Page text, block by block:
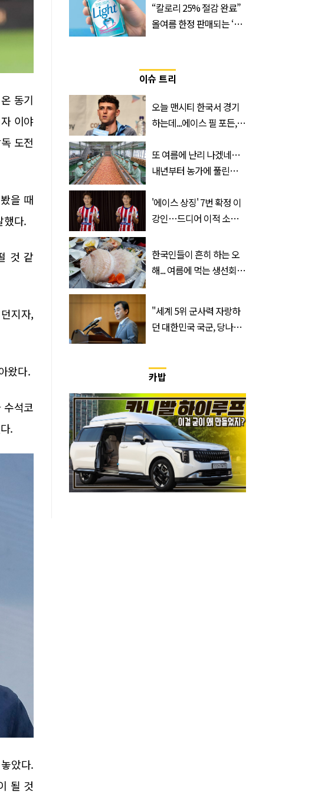
동기
이야
도전
을 때
했다.
것 같
지자,
왔다.
수석코
.
았다.
될 것
“칼로리 25% 절감 완료”
올여름 한정 판매되는 ‘최
이슈 트리
오늘 맨시티 한국서 경기
하는데...에이스 필 포든,
또 여름에 난리 나겠네…
내년부터 농가에 풀린다는
'에이스 상징' 7번 확정 이
강인…드디어 이적 소감
한국인들이 흔히 하는 오
해... 여름에 먹는 생선회가
"세계 5위 군사력 자랑하
던 대한민국 국군, 당나라
카밥